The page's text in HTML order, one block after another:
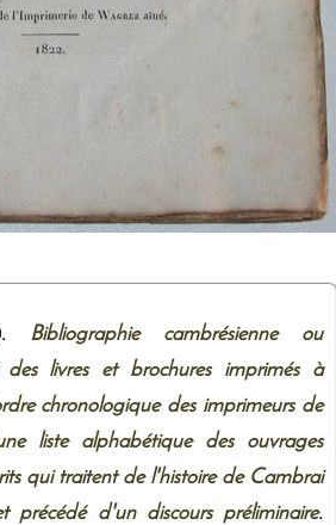
Bibliographie cambrésienne ou
des livres et brochures imprimés à
chronologique des imprimeurs de
liste alphabétique des ouvrages
qui traitent de l'histoire de Cambrai
précédé d'un discours préliminaire.